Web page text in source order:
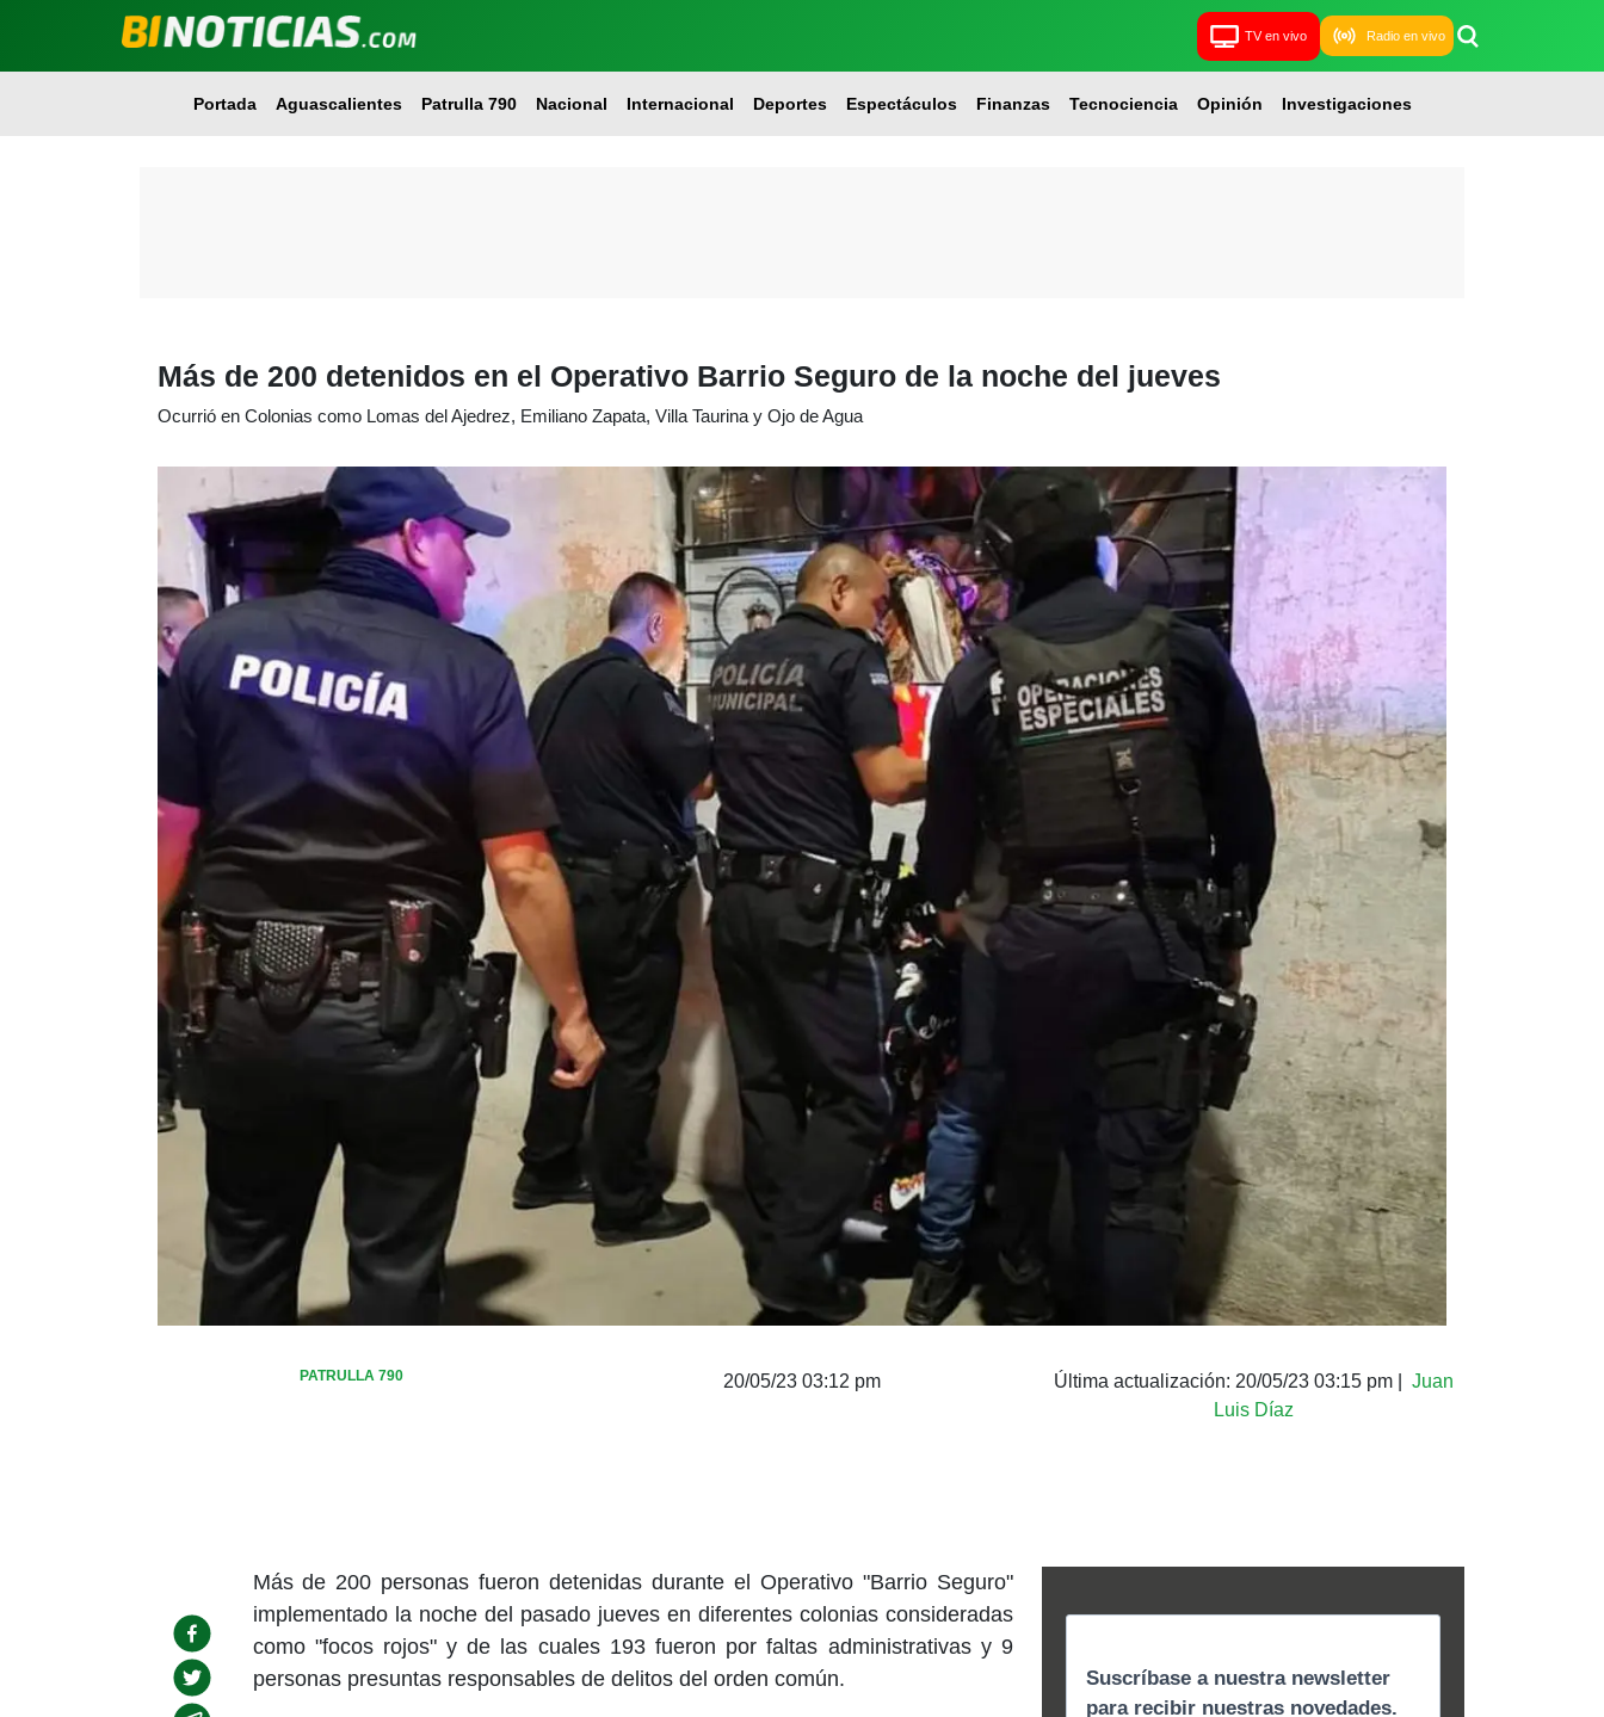
TV en vivo Radio en vivo
Portada Aguascalientes Patrulla 790 Nacional Internacional Deportes Espectáculos Finanzas Tecnociencia Opinión Investigaciones
Más de 200 detenidos en el Operativo Barrio Seguro de la noche del jueves
Ocurrió en Colonias como Lomas del Ajedrez, Emiliano Zapata, Villa Taurina y Ojo de Agua
PATRULLA 790 20/05/23 03:12 pm Última actualización: 20/05/23 03:15 pm|
Juan
Luis Díaz
Más de 200 personas fueron detenidas durante el Operativo "Barrio Seguro"
implementado la noche del pasado jueves en diferentes colonias consideradas
como "focos rojos" y de las cuales 193 fueron por faltas administrativas y 9
personas presuntas responsables de delitos del orden común.